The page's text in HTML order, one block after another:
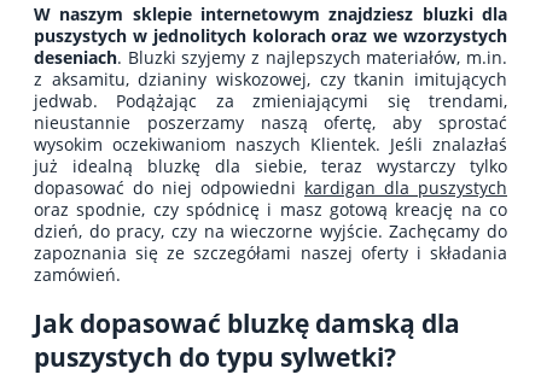
W naszym sklepie internetowym znajdziesz bluzki dla
puszystych w jednolitych kolorach oraz we wzorzystych
deseniach. Bluzki szyjemy z najlepszych materiałów, m.in.
z aksamitu, dzianiny wiskozowej, czy tkanin imitujących
jedwab. Podążając za zmieniającymi się trendami,
nieustannie poszerzamy naszą ofertę, aby sprostać
wysokim oczekiwaniom naszych Klientek. Jeśli znalazłaś
już idealną bluzkę dla siebie, teraz wystarczy tylko
dopasować do niej odpowiedni kardigan dla puszystych
oraz spodnie, czy spódnicę i masz gotową kreację na co
dzień, do pracy, czy na wieczorne wyjście. Zachęcamy do
zapoznania się ze szczegółami naszej oferty i składania
zamówień.
Jak dopasować bluzkę damską dla
puszystych do typu sylwetki?